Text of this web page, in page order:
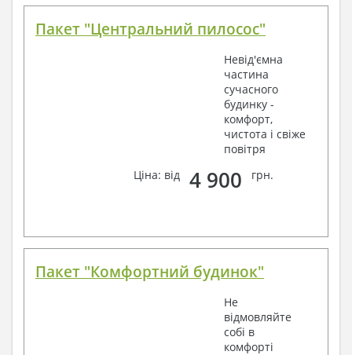
Пакет "Центральний пилосос"
Невід'ємна
частина
сучасного
будинку -
комфорт,
чистота і свіже
повітря
Ціна: від
4 900 грн.
Пакет "Комфортний будинок"
Не
відмовляйте
собі в
комфорті